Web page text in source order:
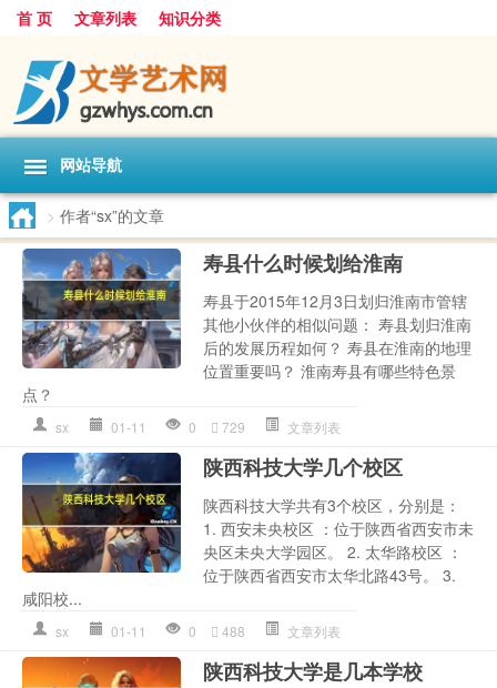
首 页 文章列表 知识分类
网站导航
> 作者“sx”的文章
寿县什么时候划给淮南
寿县于2015年12月3日划归淮南市管辖
其他小伙伴的相似问题： 寿县划归淮南
后的发展历程如何？ 寿县在淮南的地理
位置重要吗？ 淮南寿县有哪些特色景
点？
sx 01-11 0 729 文章列表
陕西科技大学几个校区
陕西科技大学共有3个校区，分别是：
1. 西安未央校区 ：位于陕西省西安市未
央区未央大学园区。 2. 太华路校区 ：
位于陕西省西安市太华北路43号。 3.
咸阳校...
sx 01-11 0 488 文章列表
陕西科技大学是几本学校